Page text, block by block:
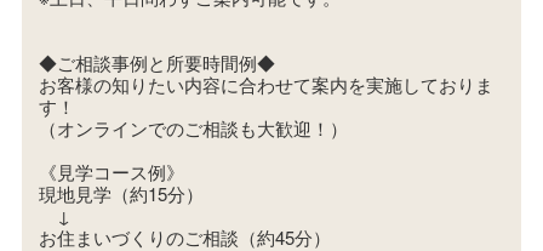
◆ご相談事例と所要時間例◆
お客様の知りたい内容に合わせて案内を実施しておりま
す！
（オンラインでのご相談も大歓迎！）
《見学コース例》
現地見学（約15分）
↓
お住まいづくりのご相談（約45分）